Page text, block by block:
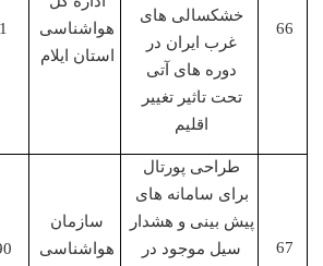
خشکسالی های
غرب ایران در
دوره های آتی
تحت تاثیر تغییر
هواشناسی
استان ایلام
1/7/91
طراحی پورتال
برای سامانه های
پیش بینی و هشدار
سیل موجود در
سازمان
هواشناسی
15/1/90